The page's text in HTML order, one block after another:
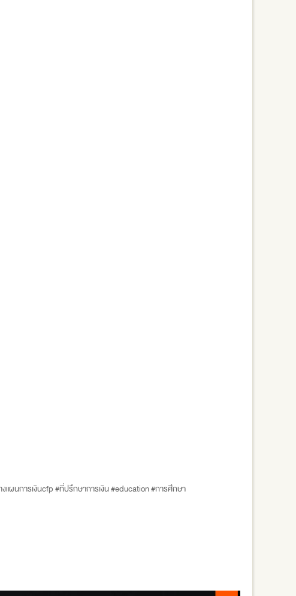
ผนการเงินcfp #ที่ปรึกษาการเงิน #education #การศึกษา